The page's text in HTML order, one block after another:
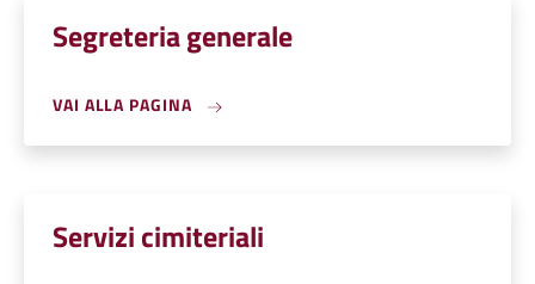
Segreteria generale
VAI ALLA PAGINA
Servizi cimiteriali